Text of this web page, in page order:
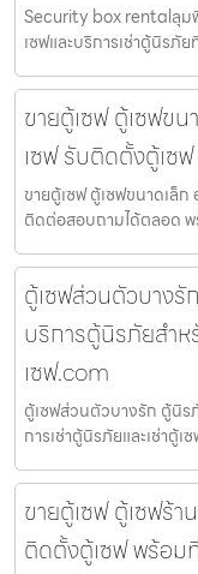
Security box rentalลุม
เซฟและบริการเช่าตู้นิรภั
ขายตู้เซฟ ตู้เซฟข
เซฟ รับติดตั้งตู้เซ
ขายตู้เซฟ ตู้เซฟขนาดเล็
ติดต่อสอบถามได้ตลอด พ
ตู้เซฟส่วนตัวบางรั
บริการตู้นิรภัยสำห
เซฟ.com
ตู้เซฟส่วนตัวบางรัก ตู้นิร
การเช่าตู้นิรภัยและเช่าตู้
ขายตู้เซฟ ตู้เซฟร้
ติดตั้งตู้เซฟ พร้อม